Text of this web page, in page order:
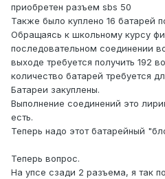
приобретен разъем sbs 50
Также было куплено 16 батарей
Обращаясь к школьному курсу
последовательном соединении
выходе требуется получить 192
количество батарей требуется
Батареи закуплены.
Выполнение соединений это
есть.
Теперь надо этот батарейный
Теперь вопрос.
На упсе сзади 2 разъема, я так